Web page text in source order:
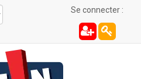
Se connecter :